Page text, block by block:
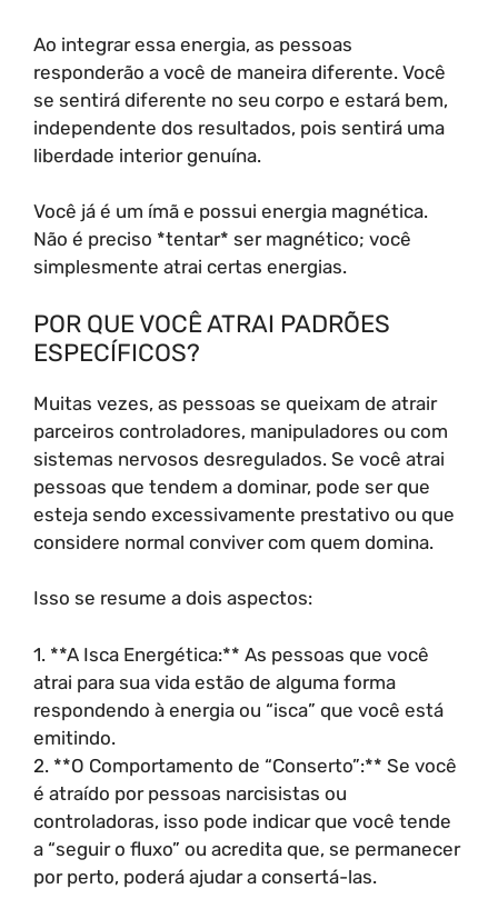
Ao integrar essa energia, as pessoas
responderão a você de maneira diferente. Você
se sentirá diferente no seu corpo e estará bem,
independente dos resultados, pois sentirá uma
liberdade interior genuína.
Você já é um ímã e possui energia magnética.
Não é preciso *tentar* ser magnético; você
simplesmente atrai certas energias.
POR QUE VOCÊ ATRAI PADRÕES
ESPECÍFICOS?
Muitas vezes, as pessoas se queixam de atrair
parceiros controladores, manipuladores ou com
sistemas nervosos desregulados. Se você atrai
pessoas que tendem a dominar, pode ser que
esteja sendo excessivamente prestativo ou que
considere normal conviver com quem domina.
Isso se resume a dois aspectos:
1. **A Isca Energética:** As pessoas que você
atrai para sua vida estão de alguma forma
respondendo à energia ou “isca” que você está
emitindo.
2. **O Comportamento de “Conserto”:** Se você
é atraído por pessoas narcisistas ou
controladoras, isso pode indicar que você tende
a “seguir o fluxo” ou acredita que, se permanecer
por perto, poderá ajudar a consertá-las.